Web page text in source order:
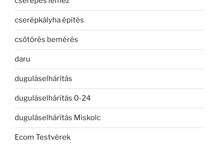
cserépkályha építés
csőtörés bemérés
daru
duguláselhárítás
duguláselhárítás 0-24
duguláselhárítás Miskolc
Ecom Testvérek